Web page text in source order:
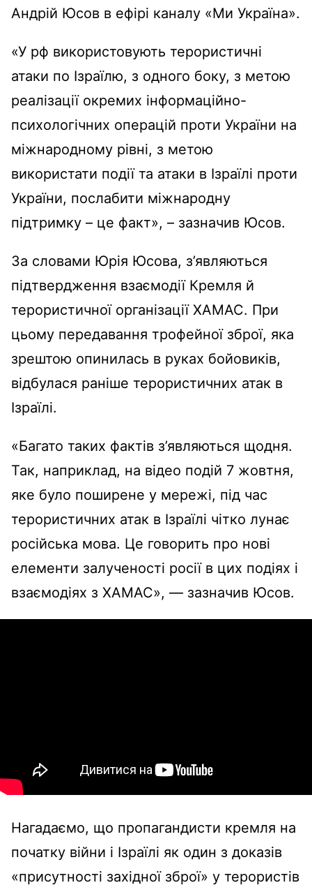
Андрій Юсов в ефірі каналу «Ми Україна».
«У рф використовують терористичні
атаки по Ізраїлю, з одного боку, з метою
реалізації окремих інформаційно-
психологічних операцій проти України на
міжнародному рівні, з метою
використати події та атаки в Ізраїлі проти
України, послабити міжнародну
підтримку – це факт», – зазначив Юсов.
За словами Юрія Юсова, з’являються
підтвердження взаємодії Кремля й
терористичної організації ХАМАС. При
цьому передавання трофейної зброї, яка
зрештою опинилась в руках бойовиків,
відбулася раніше терористичних атак в
Ізраїлі.
«Багато таких фактів з’являються щодня.
Так, наприклад, на відео подій 7 жовтня,
яке було поширене у мережі, під час
терористичних атак в Ізраїлі чітко лунає
російська мова. Це говорить про нові
елементи залученості росії в цих подіях і
взаємодіях з ХАМАС», — зазначив Юсов.
Нагадаємо, що пропагандисти кремля на
початку війни і Ізраїлі як один з доказів
«присутності західної зброї» у терористів